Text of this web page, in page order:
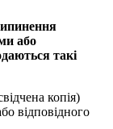
або
такі
копія)
відповідного